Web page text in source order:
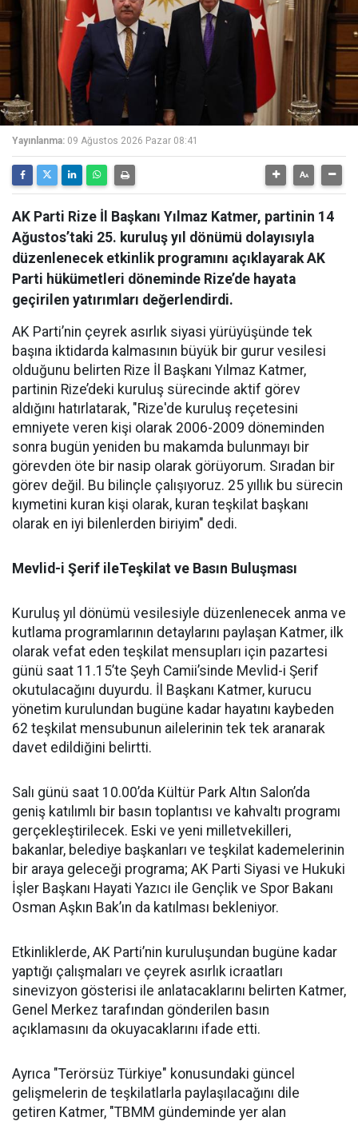
Yayınlanma: 09 Ağustos 2026 Pazar 08:41
AK Parti Rize İl Başkanı Yılmaz Katmer, partinin 14
Ağustos’taki 25. kuruluş yıl dönümü dolayısıyla
düzenlenecek etkinlik programını açıklayarak AK
Parti hükümetleri döneminde Rize’de hayata
geçirilen yatırımları değerlendirdi.
AK Parti’nin çeyrek asırlık siyasi yürüyüşünde tek
başına iktidarda kalmasının büyük bir gurur vesilesi
olduğunu belirten Rize İl Başkanı Yılmaz Katmer,
partinin Rize’deki kuruluş sürecinde aktif görev
aldığını hatırlatarak, "Rize'de kuruluş reçetesini
emniyete veren kişi olarak 2006-2009 döneminden
sonra bugün yeniden bu makamda bulunmayı bir
görevden öte bir nasip olarak görüyorum. Sıradan bir
görev değil. Bu bilinçle çalışıyoruz. 25 yıllık bu sürecin
kıymetini kuran kişi olarak, kuran teşkilat başkanı
olarak en iyi bilenlerden biriyim" dedi.
Mevlid-i Şerif ileTeşkilat ve Basın Buluşması
Kuruluş yıl dönümü vesilesiyle düzenlenecek anma ve
kutlama programlarının detaylarını paylaşan Katmer, ilk
olarak vefat eden teşkilat mensupları için pazartesi
günü saat 11.15’te Şeyh Camii’sinde Mevlid-i Şerif
okutulacağını duyurdu. İl Başkanı Katmer, kurucu
yönetim kurulundan bugüne kadar hayatını kaybeden
62 teşkilat mensubunun ailelerinin tek tek aranarak
davet edildiğini belirtti.
Salı günü saat 10.00’da Kültür Park Altın Salon’da
geniş katılımlı bir basın toplantısı ve kahvaltı programı
gerçekleştirilecek. Eski ve yeni milletvekilleri,
bakanlar, belediye başkanları ve teşkilat kademelerinin
bir araya geleceği programa; AK Parti Siyasi ve Hukuki
İşler Başkanı Hayati Yazıcı ile Gençlik ve Spor Bakanı
Osman Aşkın Bak’ın da katılması bekleniyor.
Etkinliklerde, AK Parti’nin kuruluşundan bugüne kadar
yaptığı çalışmaları ve çeyrek asırlık icraatları
sinevizyon gösterisi ile anlatacaklarını belirten Katmer,
Genel Merkez tarafından gönderilen basın
açıklamasını da okuyacaklarını ifade etti.
Ayrıca "Terörsüz Türkiye" konusundaki güncel
gelişmelerin de teşkilatlarla paylaşılacağını dile
getiren Katmer, "TBMM gündeminde yer alan